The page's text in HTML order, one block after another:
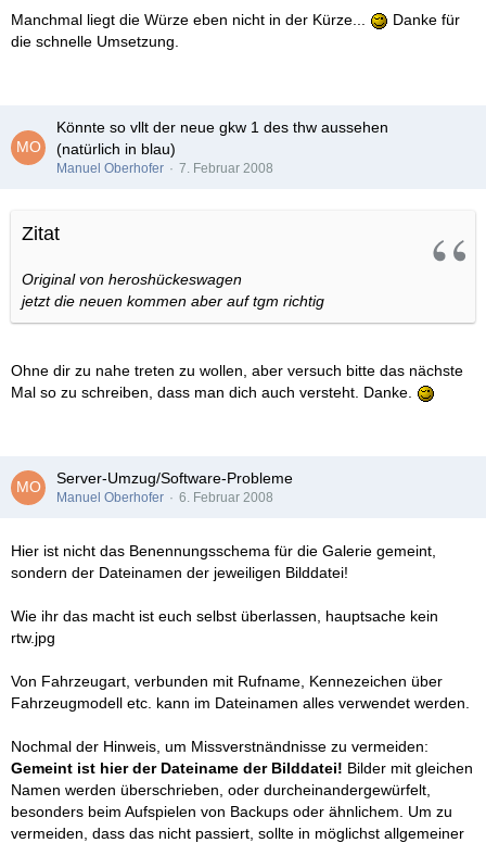
Manchmal liegt die Würze eben nicht in der Kürze...
Danke für
die schnelle Umsetzung.
Könnte so vllt der neue gkw 1 des thw aussehen
(natürlich in blau)
Manuel Oberhofer 7. Februar 2008
Zitat
Original von heroshückeswagen
jetzt die neuen kommen aber auf tgm richtig
Ohne dir zu nahe treten zu wollen, aber versuch bitte das nächste
Mal so zu schreiben, dass man dich auch versteht. Danke.
Server-Umzug/Software-Probleme
Manuel Oberhofer 6. Februar 2008
Hier ist nicht das Benennungsschema für die Galerie gemeint,
sondern der Dateinamen der jeweiligen Bilddatei!
Wie ihr das macht ist euch selbst überlassen, hauptsache kein
rtw.jpg
Von Fahrzeugart, verbunden mit Rufname, Kennezeichen über
Fahrzeugmodell etc. kann im Dateinamen alles verwendet werden.
Nochmal der Hinweis, um Missverstnändnisse zu vermeiden:
Gemeint ist hier der Dateiname der Bilddatei! Bilder mit gleichen
Namen werden überschrieben, oder durcheinandergewürfelt,
besonders beim Aufspielen von Backups oder ähnlichem. Um zu
vermeiden, dass das nicht passiert, sollte in möglichst allgemeiner